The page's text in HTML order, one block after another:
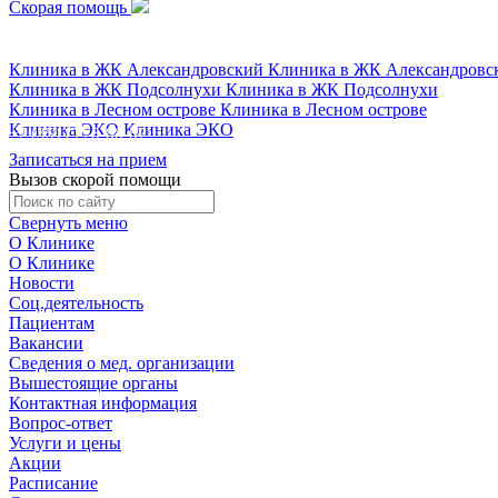
Скорая помощь
Клиника в ЖК Александровский Клиника в ЖК
Клиника в ЖК Подсолнухи Клиника в ЖК Подсолнухи
Клиника в Лесном острове Клиника в Лесном острове
Клиника ЭКО Клиника ЭКО
+7 (351) 778-88-87
Записаться на прием
Вызов скорой помощи
Свернуть меню
О Клинике
О Клинике
Новости
Соц.деятельность
Пациентам
Вакансии
Сведения о мед. организации
Вышестоящие органы
Контактная информация
Вопрос-ответ
Услуги и цены
Акции
Расписание